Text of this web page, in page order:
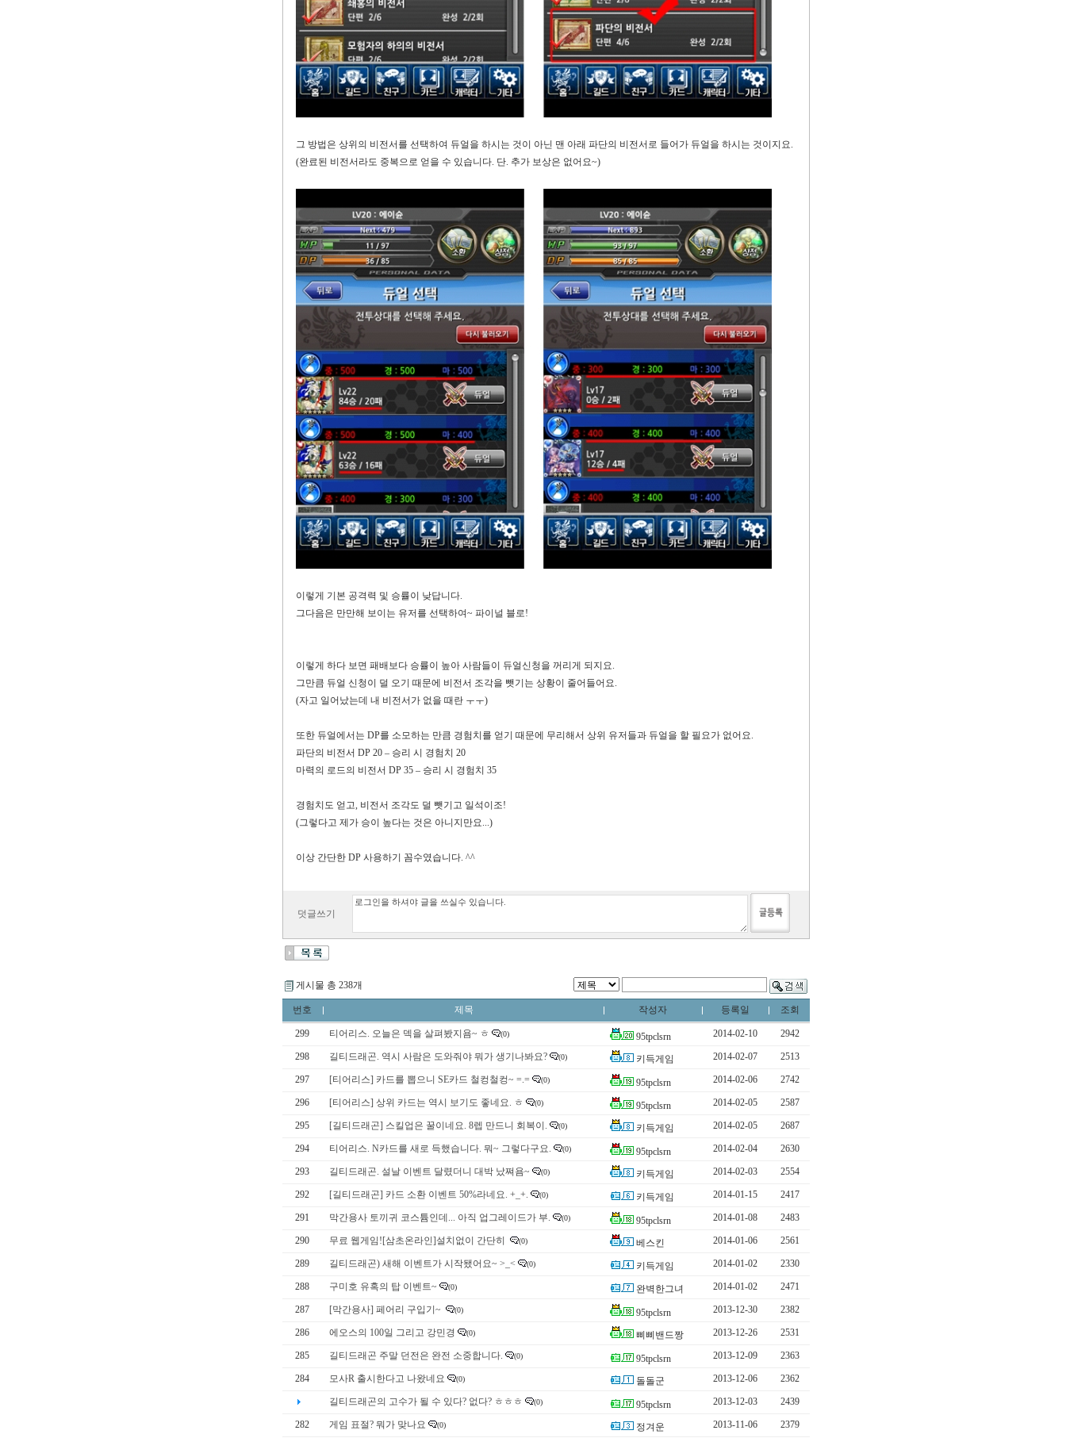
그 방법은 상위의 비전서를 선택하여 듀얼을 하시는 것이 아닌 맨 아래 파단의 비전서로 들어가 듀얼을 하시는 것이지요.
(완료된 비전서라도 중복으로 얻을 수 있습니다. 단. 추가 보상은 없어요~)
이렇게 기본 공격력 및 승률이 낮답니다.
그다음은 만만해 보이는 유저를 선택하여~ 파이널 블로!
이렇게 하다 보면 패배보다 승률이 높아 사람들이 듀얼신청을 꺼리게 되지요.
그만큼 듀얼 신청이 덜 오기 때문에 비전서 조각을 뺏기는 상황이 줄어들어요.
(자고 일어났는데 내 비전서가 없을 때란 ㅜㅜ)
또한 듀얼에서는 DP를 소모하는 만큼 경험치를 얻기 때문에 무리해서 상위 유저들과 듀얼을 할 필요가 없어요.
파단의 비전서 DP 20 – 승리 시 경험치 20
마력의 로드의 비전서 DP 35 – 승리 시 경험치 35
경험치도 얻고, 비전서 조각도 덜 뺏기고 일석이조!
(그렇다고 제가 승이 높다는 것은 아니지만요...)
이상 간단한 DP 사용하기 꼼수였습니다. ^^
덧글쓰기
게시물 총 238개
번호 제목 작성자 등록일 조회
299 티어리스. 오늘은 덱을 살펴봤지욤~ ㅎ (0) 95tpclsrn 2014-02-10 2942
298 길티드래곤. 역시 사람은 도와줘야 뭐가 생기나봐요? (0) 키득게임 2014-02-07 2513
297 [티어리스] 카드를 뽑으니 SE카드 철컹철컹~ =.= (0) 95tpclsrn 2014-02-06 2742
296 [티어리스] 상위 카드는 역시 보기도 좋네요. ㅎ (0) 95tpclsrn 2014-02-05 2587
295 [길티드래곤] 스킬업은 꿀이네요. 8렙 만드니 회복이. (0) 키득게임 2014-02-05 2687
294 티어리스. N카드를 새로 득했습니다. 뭐~ 그렇다구요. (0) 95tpclsrn 2014-02-04 2630
293 길티드래곤. 설날 이벤트 달렸더니 대박 났쪄욤~ (0) 키득게임 2014-02-03 2554
292 [길티드래곤] 카드 소환 이벤트 50%라네요. +_+. (0) 키득게임 2014-01-15 2417
291 막간용사 토끼귀 코스튬인데... 아직 업그레이드가 부. (0) 95tpclsrn 2014-01-08 2483
290 무료 웹게임![삼초온라인]설치없이 간단히 (0) 베스킨 2014-01-06 2561
289 길티드래곤) 새해 이벤트가 시작됐어요~ >_< (0) 키득게임 2014-01-02 2330
288 구미호 유혹의 탑 이벤트~ (0) 완벽한그녀 2014-01-02 2471
287 [막간용사] 페어리 구입기~ (0) 95tpclsrn 2013-12-30 2382
286 에오스의 100일 그리고 강민경 (0) 삐삐밴드짱 2013-12-26 2531
285 길티드래곤 주말 던전은 완전 소중합니다. (0) 95tpclsrn 2013-12-09 2363
284 모사R 출시한다고 나왔네요 (0) 돌돌군 2013-12-06 2362
길티드래곤의 고수가 될 수 있다? 없다? ㅎㅎㅎ (0) 95tpclsrn 2013-12-03 2439
282 게임 표절? 뭐가 맞나요 (0) 정겨운 2013-11-06 2379